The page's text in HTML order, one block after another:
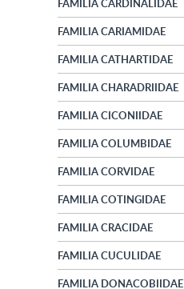
FAMILIA CARDINALIDAE
FAMILIA CARIAMIDAE
FAMILIA CATHARTIDAE
FAMILIA CHARADRIIDAE
FAMILIA CICONIIDAE
FAMILIA COLUMBIDAE
FAMILIA CORVIDAE
FAMILIA COTINGIDAE
FAMILIA CRACIDAE
FAMILIA CUCULIDAE
FAMILIA DONACOBIIDAE